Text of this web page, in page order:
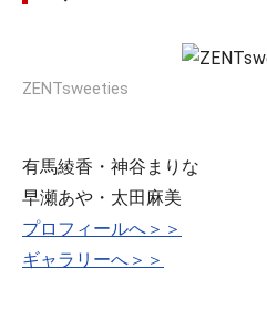
ZENTsweeties
有馬綾香・神谷まりな
早瀬あや・太田麻美
プロフィールへ＞＞
ギャラリーへ＞＞